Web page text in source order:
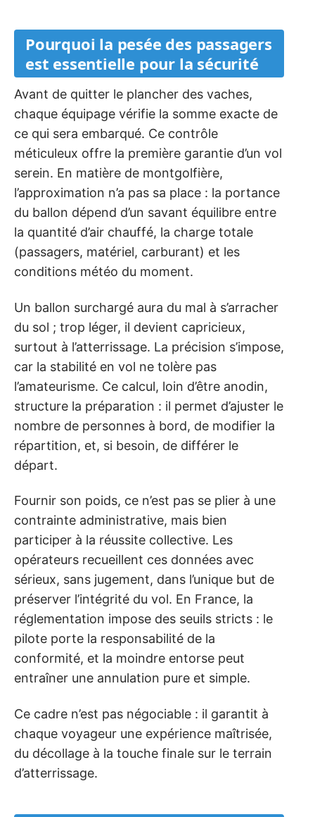
Pourquoi la pesée des passagers
est essentielle pour la sécurité
Avant de quitter le plancher des vaches,
chaque équipage vérifie la somme exacte de
ce qui sera embarqué. Ce contrôle
méticuleux offre la première garantie d’un vol
serein. En matière de montgolfière,
l’approximation n’a pas sa place : la portance
du ballon dépend d’un savant équilibre entre
la quantité d’air chauffé, la charge totale
(passagers, matériel, carburant) et les
conditions météo du moment.
Un ballon surchargé aura du mal à s’arracher
du sol ; trop léger, il devient capricieux,
surtout à l’atterrissage. La précision s’impose,
car la stabilité en vol ne tolère pas
l’amateurisme. Ce calcul, loin d’être anodin,
structure la préparation : il permet d’ajuster le
nombre de personnes à bord, de modifier la
répartition, et, si besoin, de différer le
départ.
Fournir son poids, ce n’est pas se plier à une
contrainte administrative, mais bien
participer à la réussite collective. Les
opérateurs recueillent ces données avec
sérieux, sans jugement, dans l’unique but de
préserver l’intégrité du vol. En France, la
réglementation impose des seuils stricts : le
pilote porte la responsabilité de la
conformité, et la moindre entorse peut
entraîner une annulation pure et simple.
Ce cadre n’est pas négociable : il garantit à
chaque voyageur une expérience maîtrisée,
du décollage à la touche finale sur le terrain
d’atterrissage.